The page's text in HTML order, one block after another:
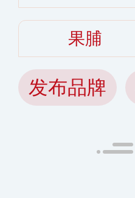
果脯
发布品牌